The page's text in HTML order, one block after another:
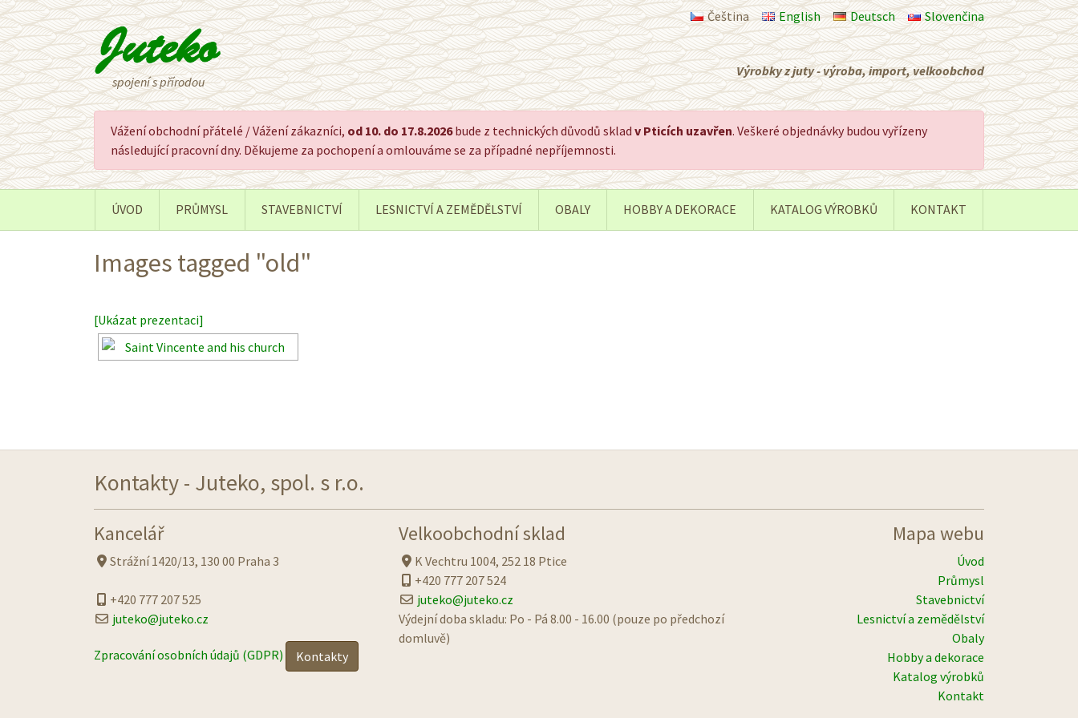
Čeština English Deutsch Slovenčina
spojení s přírodou
Výrobky z juty - výroba, import, velkoobchod
Vážení obchodní přátelé / Vážení zákazníci, od 10. do 17.8.2026bude z technických důvodů sklad v Pticích uzavřen. Veškeré objednávky budou vyřízeny
následující pracovní dny. Děkujeme za pochopení a omlouváme se za případné nepříjemnosti.
ÚVOD PRŮMYSL STAVEBNICTVÍ LESNICTVÍ A ZEMĚDĚLSTVÍ OBALY HOBBY A DEKORACE KATALOG VÝROBKŮ KONTAKT
Images tagged "old"
[Ukázat prezentaci]
Kontakty - Juteko, spol. s r.o.
Kancelář
Strážní 1420/13, 130 00 Praha 3
+420 777 207 525
juteko@juteko.cz
Zpracování osobních údajů (GDPR) Kontakty
Velkoobchodní sklad
K Vechtru 1004, 252 18 Ptice
+420 777 207 524
juteko@juteko.cz
Výdejní doba skladu: Po - Pá 8.00 - 16.00 (pouze po předchozí
domluvě)
Mapa webu
Úvod
Průmysl
Stavebnictví
Lesnictví a zemědělství
Obaly
Hobby a dekorace
Katalog výrobků
Kontakt